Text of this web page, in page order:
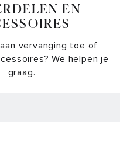
EN
vervanging toe of
We helpen je
graag.